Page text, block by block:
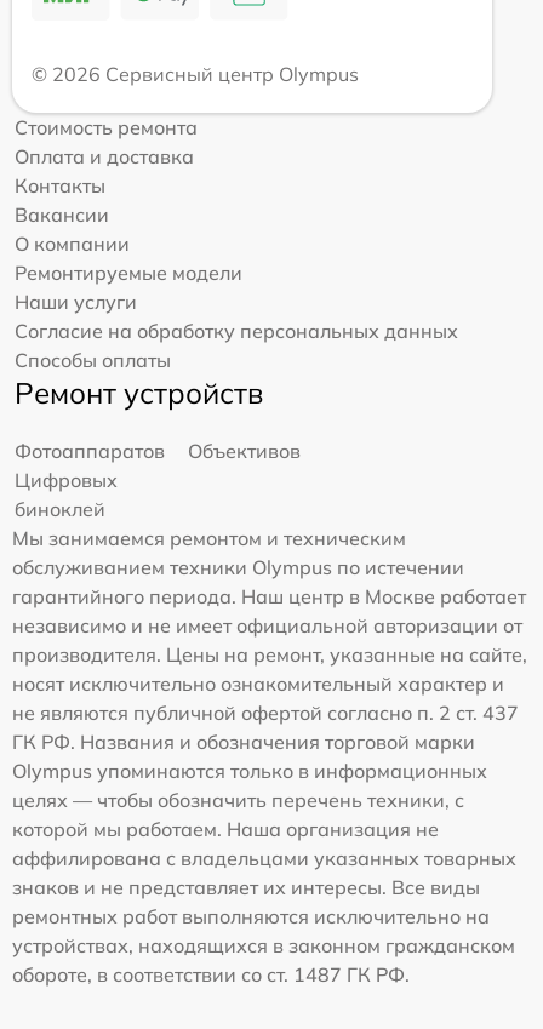
© 2026 Сервисный центр Olympus
Стоимость ремонта
Оплата и доставка
Контакты
Вакансии
О компании
Ремонтируемые модели
Наши услуги
Согласие на обработку персональных данных
Способы оплаты
Ремонт устройств
Фотоаппаратов
Объективов
Цифровых
биноклей
Мы занимаемся ремонтом и техническим
обслуживанием техники Olympus по истечении
гарантийного периода. Наш центр в Москве работает
независимо и не имеет официальной авторизации от
производителя. Цены на ремонт, указанные на сайте,
носят исключительно ознакомительный характер и
не являются публичной офертой согласно п. 2 ст. 437
ГК РФ. Названия и обозначения торговой марки
Olympus упоминаются только в информационных
целях — чтобы обозначить перечень техники, с
которой мы работаем. Наша организация не
аффилирована с владельцами указанных товарных
знаков и не представляет их интересы. Все виды
ремонтных работ выполняются исключительно на
устройствах, находящихся в законном гражданском
обороте, в соответствии со ст. 1487 ГК РФ.